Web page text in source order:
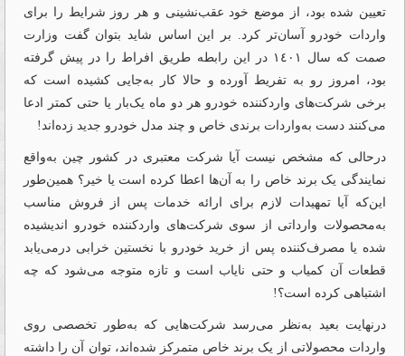
تعیین شده بود، از موضع خود عقب‌نشینی و هر روز شرایط را برای
واردات خودرو آسان‌تر کرد. بر این اساس شاید بتوان گفت وزارت
صمت که سال ١٤٠١ در این رابطه طریق افراط را در پیش گرفته
بود، امروز رو به تفریط آورده و حالا کار به‌جایی کشیده است که
برخی شرکت‌های واردکننده خودرو هر دو ماه یک‌بار یا حتی کمتر ادعا
می‌کنند دست به‌واردات برندی خاص و چند مدل خودرو جدید زده‌اند!
درحالی که مشخص نیست آیا شرکت معتبری در کشور چین به‌واقع
نمایندگی یک برند خاص را به آن‌ها اعطا کرده است یا خیر؟ همین‌طور
این‌که آیا تمهیدات لازم برای ارائه خدمات پس از فروش مناسب
به‌محصولات وارداتی از سوی شرکت‌های واردکننده خودرو اندیشیده
شده یا مصرف‌کننده پس از خرید خودرو با نخستین خرابی درمی‌یابد
قطعات آن کمیاب و حتی نایاب است و تازه متوجه می‌شود که چه
اشتباهی کرده است؟!
درنهایت بعید به‌نظر می‌رسد شرکت‌هایی که به‌طور تخصصی روی
واردات محصولاتی از یک برند خاص متمرکز شده‌اند، توان آن را داشته